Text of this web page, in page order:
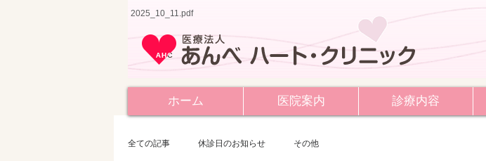
2025_10_11.pdf
ホーム 医院案内 診療内容
全ての記事 休診日のお知らせ その他